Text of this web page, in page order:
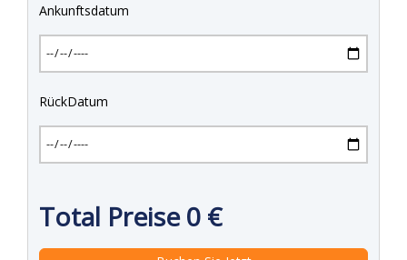
Ankunftsdatum
RückDatum
Total Preise0 €